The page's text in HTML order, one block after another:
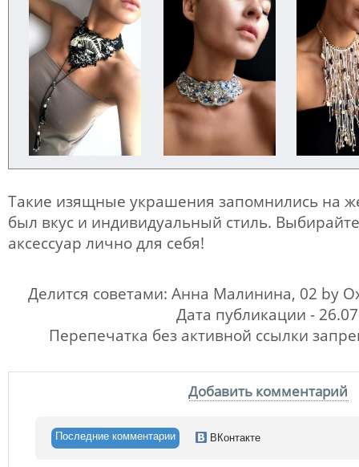
Такие изящные украшения запомнились на
был вкус и индивидуальный стиль.
аксессуар лично для себя!
Делится советами: Анна Малинина, 02 by
Дата публикации -
Перепечатка без активной ссылки
Добавить комментарий
Последние комментарии ВКонтакте